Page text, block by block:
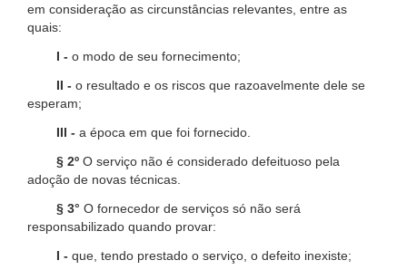
em consideração as circunstâncias relevantes, entre as
quais:
I - o modo de seu fornecimento;
II - o resultado e os riscos que razoavelmente dele se
esperam;
III - a época em que foi fornecido.
§ 2º O serviço não é considerado defeituoso pela
adoção de novas técnicas.
§ 3° O fornecedor de serviços só não será
responsabilizado quando provar:
I - que, tendo prestado o serviço, o defeito inexiste;